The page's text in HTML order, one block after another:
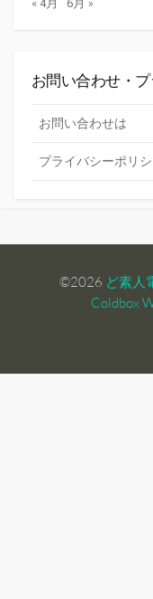
お問い合わせ・
お問い合わせは
プライバシーポリ
©2026 ど素人
Coldbox